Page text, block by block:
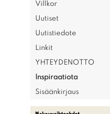
Villkor
Uutiset
Uutistiedote
Linkit
YHTEYDENOTTO
Inspiraatiota
Sisäänkirjaus